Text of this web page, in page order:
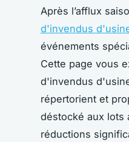
Après l’afflux
d'invendus
événements
Cette page vous
d'invendus
répertorient et
déstocké aux lots
réductions